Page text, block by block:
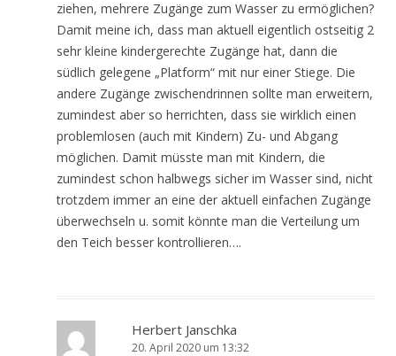
ziehen, mehrere Zugänge zum Wasser zu ermöglichen?
Damit meine ich, dass man aktuell eigentlich ostseitig 2
sehr kleine kindergerechte Zugänge hat, dann die
südlich gelegene „Platform“ mit nur einer Stiege. Die
andere Zugänge zwischendrinnen sollte man erweitern,
zumindest aber so herrichten, dass sie wirklich einen
problemlosen (auch mit Kindern) Zu- und Abgang
möglichen. Damit müsste man mit Kindern, die
zumindest schon halbwegs sicher im Wasser sind, nicht
trotzdem immer an eine der aktuell einfachen Zugänge
überwechseln u. somit könnte man die Verteilung um
den Teich besser kontrollieren….
Herbert Janschka
20. April 2020 um 13:32